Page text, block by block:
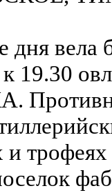
дня вела
трофеях